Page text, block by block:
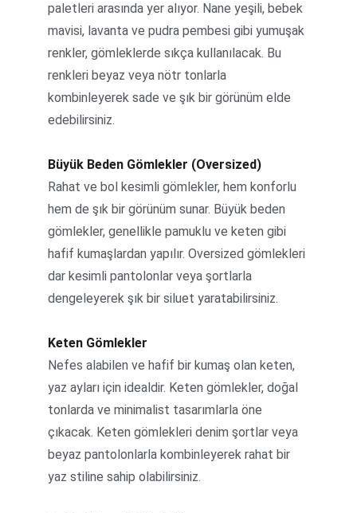
paletleri arasında yer alıyor. Nane yeşili, bebek
mavisi, lavanta ve pudra pembesi gibi yumuşak
renkler, gömleklerde sıkça kullanılacak. Bu
renkleri beyaz veya nötr tonlarla
kombinleyerek sade ve şık bir görünüm elde
edebilirsiniz.
Büyük Beden Gömlekler (Oversized)
Rahat ve bol kesimli gömlekler, hem konforlu
hem de şık bir görünüm sunar. Büyük beden
gömlekler, genellikle pamuklu ve keten gibi
hafif kumaşlardan yapılır. Oversized gömlekleri
dar kesimli pantolonlar veya şortlarla
dengeleyerek şık bir siluet yaratabilirsiniz.
Keten Gömlekler
Nefes alabilen ve hafif bir kumaş olan keten,
yaz ayları için idealdir. Keten gömlekler, doğal
tonlarda ve minimalist tasarımlarla öne
çıkacak. Keten gömlekleri denim şortlar veya
beyaz pantolonlarla kombinleyerek rahat bir
yaz stiline sahip olabilirsiniz.